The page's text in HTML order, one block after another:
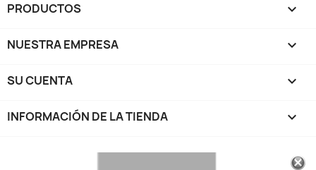
PRODUCTOS 
NUESTRA EMPRESA 
SU CUENTA 
INFORMACIÓN DE LA TIENDA keyboard_arrow_down